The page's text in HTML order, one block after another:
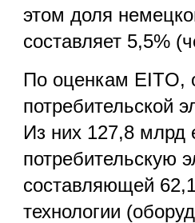
этом доля
составляет 5,5%
По оценкам EITO,
потребительской
Из них 127,8 млрд
потребительскую
составляющей
технологии